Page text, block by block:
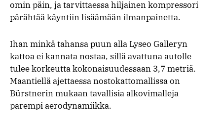
omin päin, ja tarvittaessa hiljainen kompressori
pärähtää käyntiin lisäämään ilmanpainetta.
Ihan minkä tahansa puun alla Lyseo Galleryn
kattoa ei kannata nostaa, sillä avattuna autolle
tulee korkeutta kokonaisuudessaan 3,7 metriä.
Maantiellä ajettaessa nostokattomallissa on
Bürstnerin mukaan tavallisia alkovimalleja
parempi aerodynamiikka.